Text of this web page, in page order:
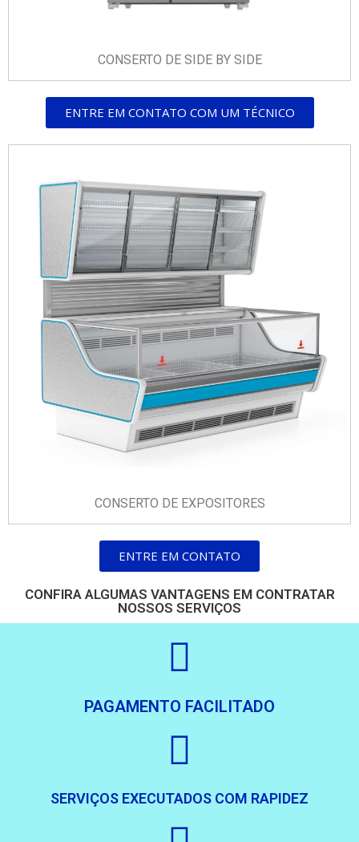
CONSERTO DE SIDE BY SIDE
ENTRE EM CONTATO COM UM TÉCNICO
CONSERTO DE EXPOSITORES
ENTRE EM CONTATO
CONFIRA ALGUMAS VANTAGENS EM CONTRATAR
NOSSOS SERVIÇOS
PAGAMENTO FACILITADO
SERVIÇOS EXECUTADOS COM RAPIDEZ